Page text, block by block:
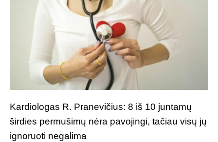
Kardiologas R. Pranevičius: 8 iš 10 juntamų
širdies permušimų nėra pavojingi, tačiau visų jų
ignoruoti negalima